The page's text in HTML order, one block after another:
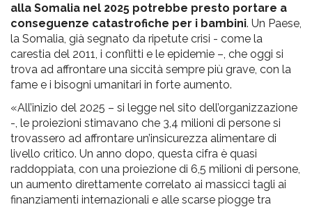
alla Somalia nel 2025 potrebbe presto portare a
conseguenze catastrofiche per i bambini. Un Paese,
la Somalia, già segnato da ripetute crisi - come la
carestia del 2011, i conflitti e le epidemie –, che oggi si
trova ad affrontare una siccità sempre più grave, con la
fame e i bisogni umanitari in forte aumento.
«All’inizio del 2025 – si legge nel sito dell’organizzazione
-, le proiezioni stimavano che 3,4 milioni di persone si
trovassero ad affrontare un’insicurezza alimentare di
livello critico. Un anno dopo, questa cifra è quasi
raddoppiata, con una proiezione di 6,5 milioni di persone,
un aumento direttamente correlato ai massicci tagli ai
finanziamenti internazionali e alle scarse piogge tra